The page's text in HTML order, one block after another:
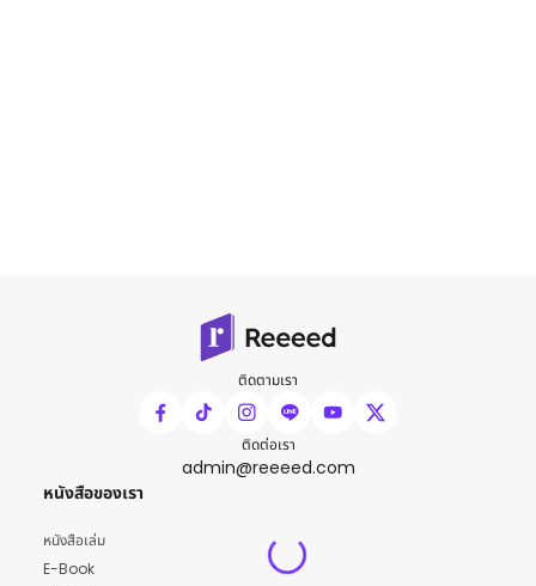
ติดตามเรา
ติดต่อเรา
admin@reeeed.com
หนังสือของเรา
หนังสือเล่ม
E-Book